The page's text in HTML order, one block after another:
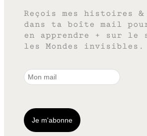
Reçois mes histoires &
dans ta boîte mail
en apprendre + sur le
les Mondes invisibles.